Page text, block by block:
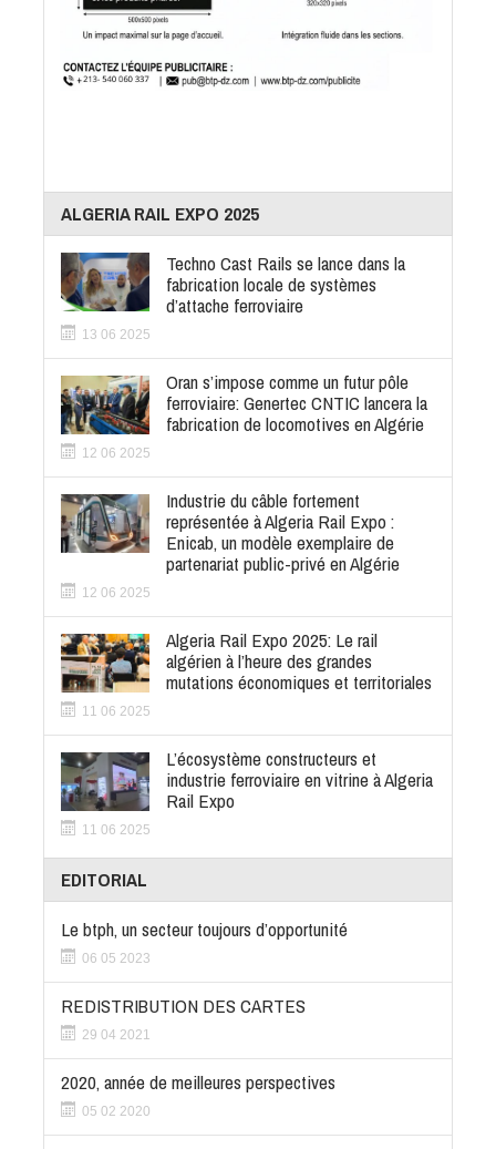
ALGERIA RAIL EXPO 2025
Techno Cast Rails se lance dans la
fabrication locale de systèmes
d’attache ferroviaire
13 06 2025
Oran s’impose comme un futur pôle
ferroviaire: Genertec CNTIC lancera la
fabrication de locomotives en Algérie
12 06 2025
Industrie du câble fortement
représentée à Algeria Rail Expo :
Enicab, un modèle exemplaire de
partenariat public-privé en Algérie
12 06 2025
Algeria Rail Expo 2025: Le rail
algérien à l’heure des grandes
mutations économiques et territoriales
11 06 2025
L’écosystème constructeurs et
industrie ferroviaire en vitrine à Algeria
Rail Expo
11 06 2025
EDITORIAL
Le btph, un secteur toujours d’opportunité
06 05 2023
REDISTRIBUTION DES CARTES
29 04 2021
2020, année de meilleures perspectives
05 02 2020